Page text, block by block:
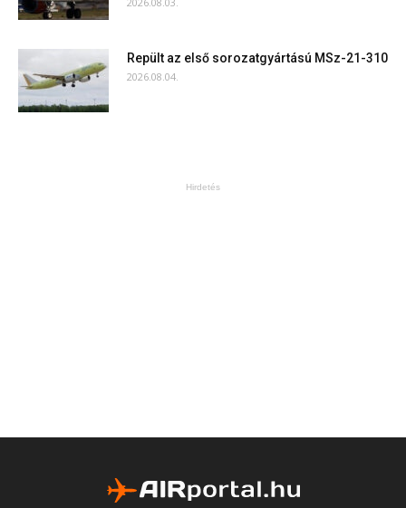
Repült az első sorozatgyártású MSz-21-310
2026.08.04.
Hirdetés